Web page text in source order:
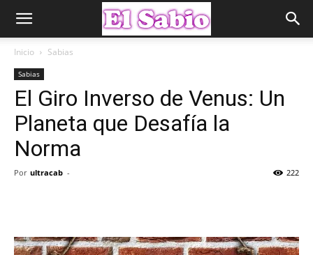
Inicio Sabias
Sabias
El Giro Inverso de Venus: Un
Planeta que Desafía la
Norma
Por ultracab - 222